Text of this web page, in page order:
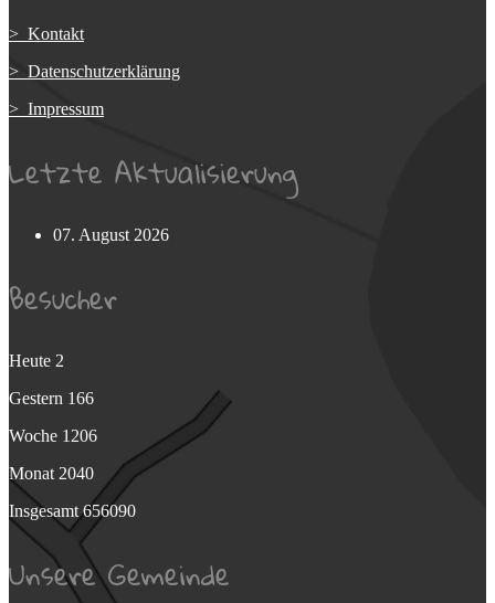
> Kontakt
> Datenschutzerklärung
> Impressum
Letzte Aktualisierung
07. August 2026
Besucher
Heute 2
Gestern 166
Woche 1206
Monat 2040
Insgesamt656090
Unsere Gemeinde